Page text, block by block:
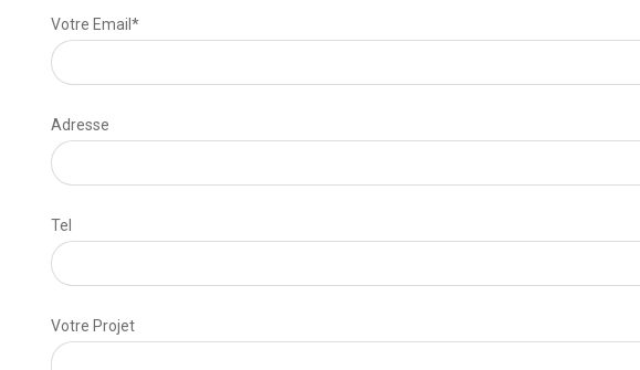
Votre Email*
Adresse
Tel
Votre Projet